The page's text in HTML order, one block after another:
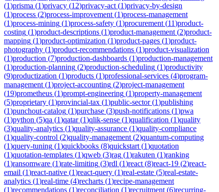
(1)prisma (1)privacy (12)privacy-act (1)privacy-by-design
(1)process (2)process-improvement (1)process-management
(1)process-mining (1)process-safety (1)procurement (11)product-
costing (1)product-descriptions (1)product-management (2)product-
mapping (1)product-optimization (1)product-pages (1)product-
photography (1)product-recommendations (1)product-visualization
(1)production (7)production-dashboards (1)production-management
(1)production-planning (2)production-scheduling (1)productivity
(9)productization (1)products (1)professional-services (4)program-
management (1)project-accounting (2)project-management
(19)prometheus (1)prompt-engineering (1)property-management
(5)proprietary (1)provincial-tax (1)public-sector(1)publishing
(1)punchout-catalog (1)purchase (3)push-notifications (1)pwa
(1)python (5)qa (1)qatar(1)qlik-sense (1)qualification (1)quality
(3)quality-analytics (1)quality-assurance (1)quality-compliance
(1)quality-control (2)quality-management (2)quantum-computing
(1)query-tuning (1)quickbooks (8)quickstart (1)quotation
(1)quotation-templates (1)qweb (3)rag (1)rakuten (1)ranking
(1)ransomware (1)rate-limiting (3)rdl (1)react (8)react-19 (2)react-
email (1)react-native (1)react-query (1)real-estate (5)real-estate-
analytics (1)real-time (4)recharts (1)recipe-management
(1)recommendations (1)reconciliation (1)recruitment (6)recurring-